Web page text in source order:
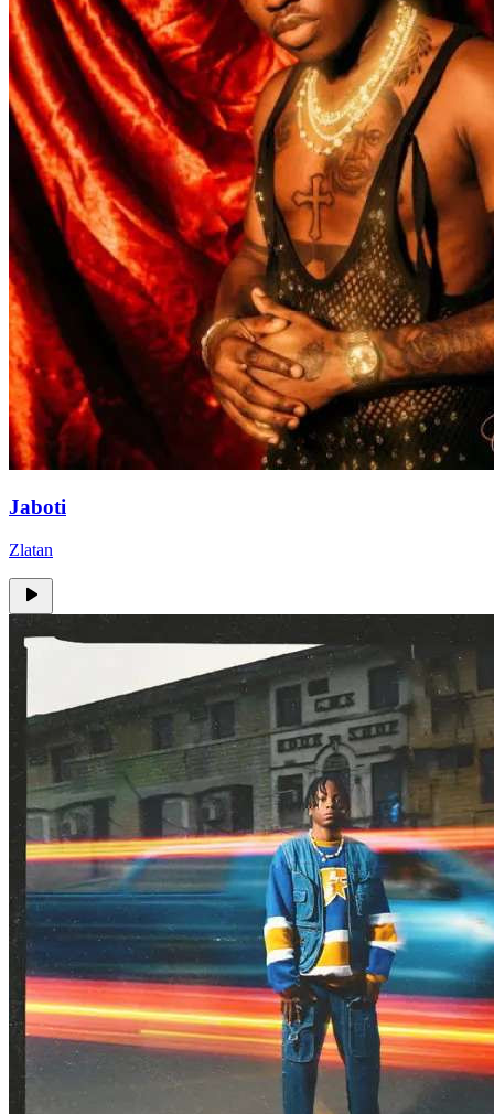
Jaboti
Zlatan